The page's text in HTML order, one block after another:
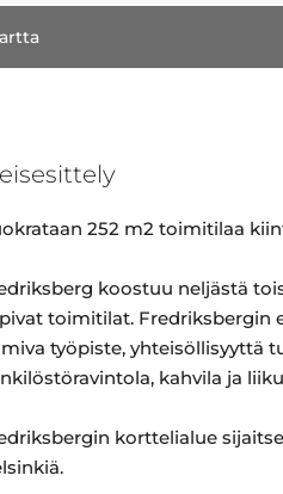
252 m2 toimitilaa
koostuu neljästä
toimitilat. Fredriksbergin
työpiste, yhteisöllisyyttä
kahvila ja
korttelialue